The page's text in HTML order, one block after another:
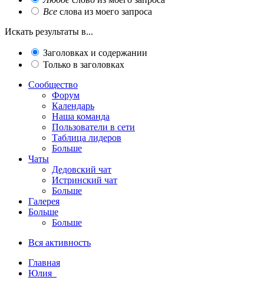
Все слова из моего запроса
Искать результаты в...
Заголовках и содержании
Только в заголовках
Сообщество
Форум
Календарь
Наша команда
Пользователи в сети
Таблица лидеров
Больше
Чаты
Дедовский чат
Истринский чат
Больше
Галерея
Больше
Больше
Вся активность
Главная
Юлия_